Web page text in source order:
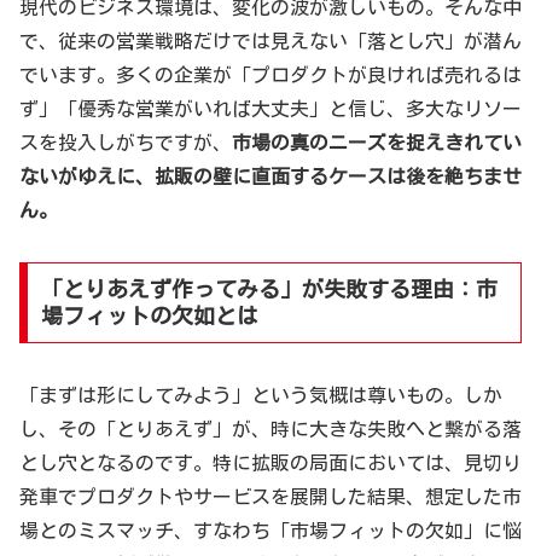
現代のビジネス環境は、変化の波が激しいもの。そんな中
で、従来の営業戦略だけでは見えない「落とし穴」が潜ん
でいます。多くの企業が「プロダクトが良ければ売れるは
ず」「優秀な営業がいれば大丈夫」と信じ、多大なリソー
スを投入しがちですが、 市場の真のニーズを捉えきれてい
ないがゆえに、拡販の壁に直面するケースは後を絶ちませ
ん。
「とりあえず作ってみる」が失敗する理由：市
場フィットの欠如とは
「まずは形にしてみよう」という気概は尊いもの。しか
し、その「とりあえず」が、時に大きな失敗へと繋がる落
とし穴となるのです。特に拡販の局面においては、見切り
発車でプロダクトやサービスを展開した結果、想定した市
場とのミスマッチ、すなわち「市場フィットの欠如」に悩